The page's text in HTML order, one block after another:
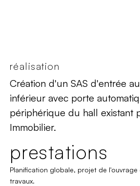
réalisation
Création d'un SAS d'entrée
inférieur avec porte
périphérique du hall existant
Immobilier.
prestations
Planification globale, projet de
travaux.